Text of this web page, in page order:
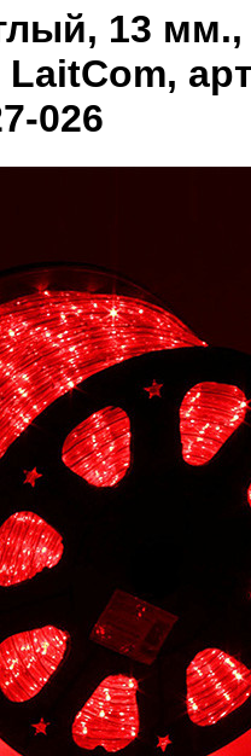
13 мм.,
026